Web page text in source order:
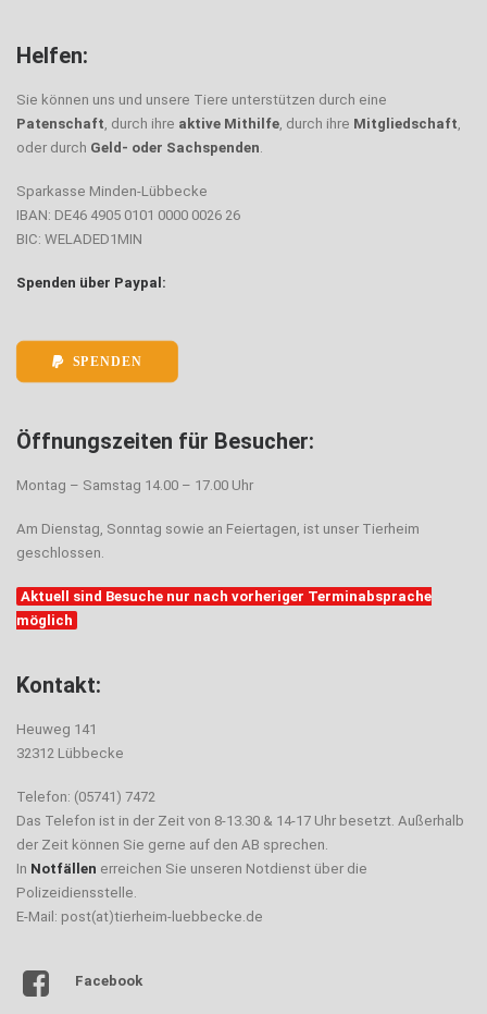
Helfen:
Sie können uns und unsere Tiere unterstützen durch eine
Patenschaft, durch ihre aktive Mithilfe, durch ihre Mitgliedschaft,
oder durch Geld- oder Sachspenden.
Sparkasse Minden-Lübbecke
IBAN: DE46 4905 0101 0000 0026 26
BIC: WELADED1MIN
Spenden über Paypal:
SPENDEN
Öffnungszeiten für Besucher:
Montag – Samstag 14.00 – 17.00 Uhr
Am Dienstag, Sonntag sowie an Feiertagen, ist unser Tierheim
geschlossen.
Aktuell sind Besuche nur nach vorheriger Terminabsprache
möglich
Kontakt:
Heuweg 141
32312 Lübbecke
Telefon: (05741) 7472
Das Telefon ist in der Zeit von 8-13.30 & 14-17 Uhr besetzt. Außerhalb
der Zeit können Sie gerne auf den AB sprechen.
In Notfällen erreichen Sie unseren Notdienst über die
Polizeidiensstelle.
E-Mail: post(at)tierheim-luebbecke.de
Facebook